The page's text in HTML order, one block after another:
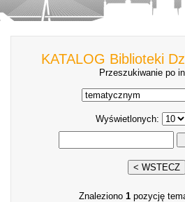
KATALOG Biblioteki
Przeszukiwanie po
Wyświetlonych:
Znaleziono 1 pozycję